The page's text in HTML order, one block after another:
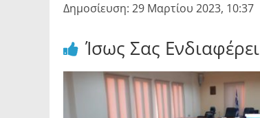
Δημοσίευση: 29 Μαρτίου 2023, 10:37
Ίσως Σας Ενδιαφέρει